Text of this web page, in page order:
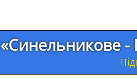
«Синельникове -